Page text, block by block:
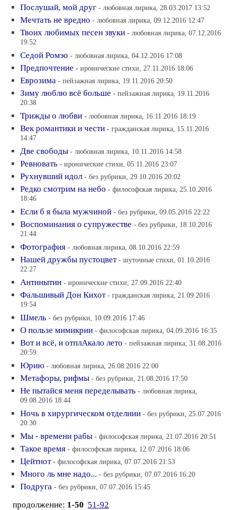
Послушай, мой друг - любовная лирика, 28.03.2017 13:52
Мечтать не вредно - любовная лирика, 09.12.2016 12:47
Твоих любимых песен звуки - любовная лирика, 07.12.2016
19:52
Седой Ромэо - любовная лирика, 04.12.2016 17:08
Предпочтение - иронические стихи, 27.11.2016 18:06
Еврозима - пейзажная лирика, 19.11.2016 20:50
Зиму люблю всё больше - пейзажная лирика, 19.11.2016
20:38
Трижды о любви - любовная лирика, 16.11.2016 18:19
Век романтики и чести - гражданская лирика, 15.11.2016
14:47
Две свободы - любовная лирика, 10.11.2016 14:58
Ревновать - иронические стихи, 05.11.2016 23:07
Рухнувший идол - без рубрики, 29.10.2016 20:02
Редко смотрим на небо - философская лирика, 25.10.2016
18:46
Если б я была мужчиной - без рубрики, 09.05.2016 22:22
Воспоминания о супружестве - без рубрики, 18.10.2016
21:44
Фотография - любовная лирика, 08.10.2016 22:59
Нашей дружбы пустоцвет - шуточные стихи, 01.10.2016
22:27
Антинытин - иронические стихи, 27.09.2016 22:40
Фальшивый Дон Кихот - гражданская лирика, 21.09.2016
19:54
Шмель - без рубрики, 10.09.2016 17:46
О пользе мимикрии - философская лирика, 04.09.2016 16:35
Вот и всё, и отплАкало лето - пейзажная лирика, 31.08.2016
20:59
Юрию - любовная лирика, 26.08.2016 22:00
Метафоры, рифмы - без рубрики, 21.08.2016 17:50
Не пытайся меня переделывать - любовная лирика,
09.08.2016 18:44
Ночь в хирургическом отделнии - без рубрики, 25.07.2016
20:30
Мы - времени рабы - философская лирика, 21.07.2016 20:51
Такое время - философская лирика, 12.07.2016 18:06
Цейтнот - философская лирика, 07.07.2016 21:53
Много ль мне надо... - без рубрики, 07.07.2016 16:20
Подруга - без рубрики, 07.07.2016 15:45
продолжение: 1-50 51-92